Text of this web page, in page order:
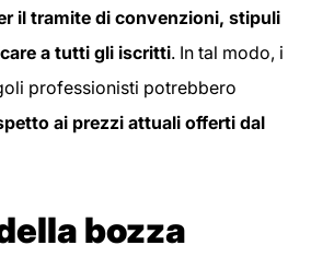
il tramite di convenzioni, stipuli
a tutti gli iscritti. In tal modo, i
professionisti potrebbero
ai prezzi attuali offerti dal
bozza